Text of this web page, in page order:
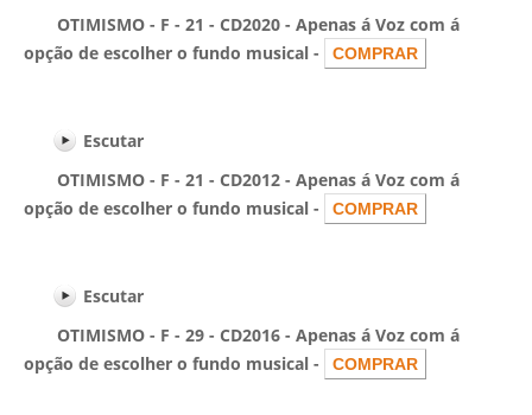
OTIMISMO - F - 21 - CD2020 - Apenas á Voz com á
opção de escolher o fundo musical -
Escutar
OTIMISMO - F - 21 - CD2012 - Apenas á Voz com á
opção de escolher o fundo musical -
Escutar
OTIMISMO - F - 29 - CD2016 - Apenas á Voz com á
opção de escolher o fundo musical -